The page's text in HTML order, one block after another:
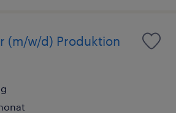
(m/w/d) Produktion